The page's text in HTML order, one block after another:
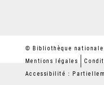
© Bibliothèque nationale
Mentions légales
Accessibilité :